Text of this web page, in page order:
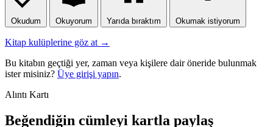
Okudum Okuyorum Yarıda bıraktım Okumak istiyorum
Kitap kulüplerine göz at →
Bu kitabın geçtiği yer, zaman veya kişilere dair öneride bulunmak
ister misiniz? Üye girişi yapın.
Alıntı Kartı
Beğendiğin cümleyi kartla paylaş